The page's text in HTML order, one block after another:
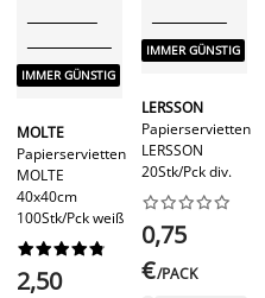
IMMER GÜNSTIG
MOLTE
Papierservietten
MOLTE
40x40cm
100Stk/Pck weiß






2,50
IMMER GÜNSTIG
LERSSON
Papierservietten
LERSSON
20Stk/Pck div.






0,75
€/PACK